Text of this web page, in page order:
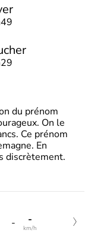
du prénom
On le
Ce prénom
En
discrètement.
- -
km/h